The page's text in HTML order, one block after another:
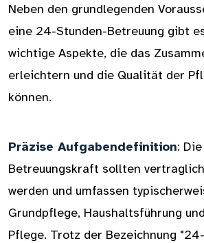
Neben den grundlegenden
eine 24-Stunden-Betreuung gibt
wichtige Aspekte, die das
erleichtern und die Qualität der
können.
Präzise Aufgabendefinition:
Betreuungskraft sollten
werden und umfassen
Grundpflege, Haushaltsführung
Pflege. Trotz der Bezeichnung